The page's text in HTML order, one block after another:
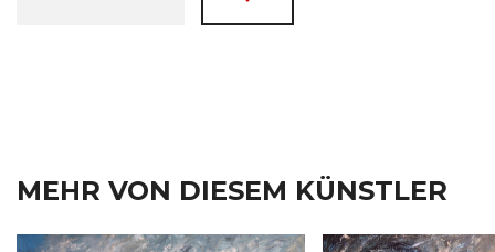
MEHR VON DIESEM KÜNSTLER